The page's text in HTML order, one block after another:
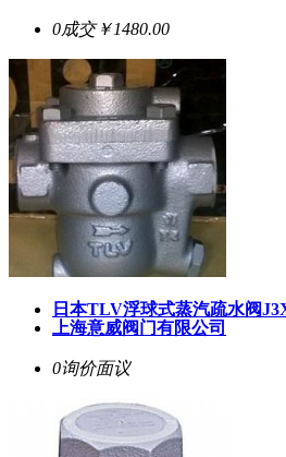
0成交￥1480.00
日本TLV浮球式蒸汽疏水阀
上海意威阀门有限公司
0询价面议